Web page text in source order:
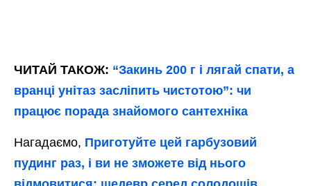
ЧИТАЙ ТАКОЖ: “Закинь 200 г і лягай спати, а
вранці унітаз засліпить чистотою”: чи
працює порада знайомого сантехніка
Нагадаємо, Приготуйте цей гарбузовий
пудинг раз, і ви не зможете від нього